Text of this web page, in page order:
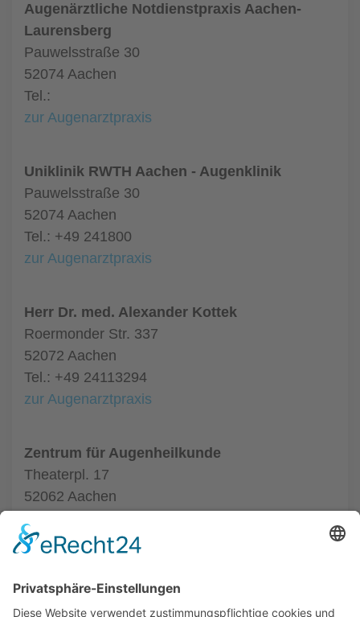
Augenärztliche Notdienstpraxis Aachen-
Laurensberg
Pauwelsstraße 30
52074 Aachen
Tel.:
zur Augenarztpraxis
Uniklinik RWTH Aachen - Augenklinik
Pauwelsstraße 30
52074 Aachen
Tel.: +49 241800
zur Augenarztpraxis
Herr Dr. med. Alexander Kottek
Roermonder Str. 337
52072 Aachen
Tel.: +49 24113294
zur Augenarztpraxis
Zentrum für Augenheilkunde
Theaterpl. 17
52062 Aachen
zur Augenarztpraxis